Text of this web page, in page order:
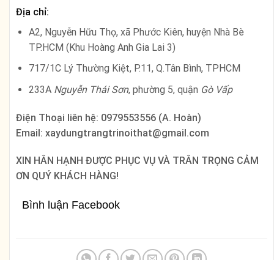
Địa chỉ:
A2, Nguyễn Hữu Thọ, xã Phước Kiên, huyện Nhà Bè
TP.HCM (Khu Hoàng Anh Gia Lai 3)
717/1C Lý Thường Kiệt, P.11, Q.Tân Bình, TPHCM
233A Nguyễn Thái Sơn, phường 5, quận Gò Vấp
Điện Thoại liên hệ: 0979553556 (A. Hoàn)
Email: xaydungtrangtrinoithat@gmail.com
XIN HÂN HẠNH ĐƯỢC PHỤC VỤ VÀ TRÂN TRỌNG CẢM
ƠN QUÝ KHÁCH HÀNG!
Bình luận Facebook